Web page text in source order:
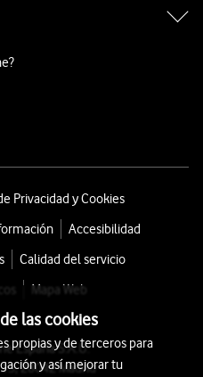
Privacidad y Cookies
Accesibilidad
Calidad del servicio
Mapa Web
España S.A.U.
28042 Madrid
las cookies
propias y de terceros para
y así mejorar tu